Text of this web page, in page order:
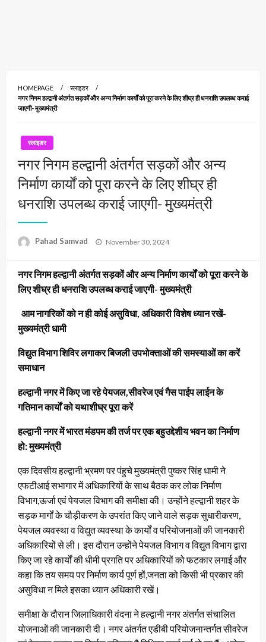
HOMEPAGE
स्लाइडर
नगर निगम हल्द्वानी अंतर्गत सड़कों और अन्य निर्माण कार्यों को पूरा करने के लिए शीघ्र ही धनराशि उपलब्ध कराई
जाएगी- मुख्यमंत्री
स्लाइडर
नगर निगम हल्द्वानी अंतर्गत सड़कों और अन्य
निर्माण कार्यों को पूरा करने के लिए शीघ्र ही
धनराशि उपलब्ध कराई जाएगी- मुख्यमंत्री
Pahad Samvad
Posted
November 30, 2024
नगर निगम हल्द्वानी अंतर्गत सड़कों और अन्य निर्माण कार्यों को पूरा करने के
लिए शीघ्र ही धनराशि उपलब्ध कराई जाएगी- मुख्यमंत्री
आम नागरिकों को न ही कोई असुविधा, अधिकारी विशेष ध्यान रखें-
मुख्यमंत्री धामी
विद्युत विभाग शिविर लगाकर बिजली उपभोक्ताओं की समस्याओं का करें
समाधान
हल्द्वानी नगर में किए जा रहे पेयजल,सीवरेज एवं गैस पाईप लाईन के
गतिमान कार्यों को यथाशीघ्र पूरा करें
हल्द्वानी नगर में भारत मंडपम की तर्ज पर एक बहुउद्देशीय भवन का निर्माण
हो: मुख्यमंत्री
एक दिवसीय हल्द्वानी भ्रमण पर पंहुचे मुख्यमंत्री पुष्कर सिंह धामी ने
एफटीआई सभागार में अधिकारियों के साथ बैठक कर लोक निर्माण
विभाग,ऊर्जा एवं पेयजल विभाग की समीक्षा की। उन्होंने हल्द्वानी शहर के
सड़क मार्गों के चौड़ीकरण के उपरांत किए जाने वाले सड़क सुधारीकरण,
पेयजल व्यवस्था व विद्युत व्यवस्था के कार्यों व परियोजनाओं की जानकारी
अधिकारियों से ली। इस दौरान उन्होंने पेयजल विभाग व विद्युत विभाग द्वारा
किए जा रहे कार्यों की धीमी प्रगति पर अधिकारियों को फटकार लगाई और
कहा कि तय समय पर निर्माण कार्य पूर्ण हों,जनता को किसी भी प्रकार की
असुविधा न मिले इसका ध्यान अधिकारी रखें।
समीक्षा के दौरान जिलाधिकारी वंदना ने हल्द्वानी नगर अंतर्गत संचालित
योजनाओं की जानकारी दी। नगर अंतर्गत एडीबी परियोजनान्तर्गत सीवरेज